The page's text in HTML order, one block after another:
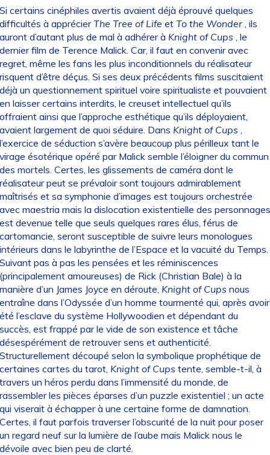
certains cinéphiles avertis avaient déjà éprouvé quelques
à apprécierThe Tree of Life et To the Wonder, ils
d’autant plus de mal à adhérer à Knight of Cups , le
film de Terence Malick. Car, il faut en convenir avec
même les fans les plus inconditionnels du réalisateur
d’être déçus. Si ses deux précédents films suscitaient
un questionnement spirituel voire spiritualiste et pouvaient
laisser certains interdits, le creuset intellectuel qu’ils
ainsi que l’approche esthétique qu’ils déployaient,
largement de quoi séduire. Dans Knight of Cups
de séduction s’avère beaucoup plus périlleux tant le
ésotérique opéré par Malick semble l’éloigner du commun
mortels. Certes, les glissements de caméra dont le
peut se prévaloir sont toujours admirablement
et sa symphonie d’images est toujours orchestrée
maestria mais la dislocation existentielle des personnages
devenue telle que seuls quelques rares élus, férus de
seront susceptible de suivre leurs monologues
dans le labyrinthe de l’Espace et la vacuité du Temps.
pas à pas les pensées et les réminiscences
amoureuses) de Rick (Christian Bale) à la
d’un James Joyce en déroute, Knight of Cups nous
dans l’Odyssée d’un homme tourmenté qui, après avoir
l’esclave du système Hollywoodien et dépendant du
est frappé par le vide de son existence et tâche
de retrouver sens et authenticité.
découpé selon la symbolique prophétique de
cartes du tarot, Knight of Cups tente, semble-t-il, à
un héros perdu dans l’immensité du monde, de
les pièces éparses d’un puzzle existentiel ; un acte
viserait à échapper à une certaine forme de damnation.
il faut parfois traverser l’obscurité de la nuit pour poser
regard neuf sur la lumière de l’aube mais Malick nous le
avec bien peu de clarté.